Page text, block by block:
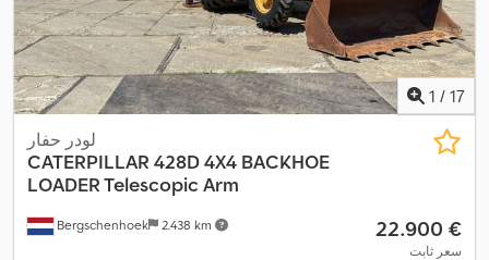
1 / 17
Bergschenhoek 2.438 km
لودر حفار
CATERPILLAR 428D 4X4 BACKHOE
LOADER Telescopic Arm
‏22.900 €
سعر ثابت